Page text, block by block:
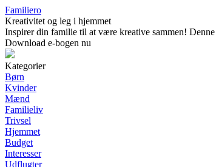
Familiero
Kreativitet og leg i hjemmet
Inspirer din familie til at være kreative sammen!
Download e-bogen nu
Kategorier
Børn
Kvinder
Mænd
Familieliv
Trivsel
Hjemmet
Budget
Interesser
Udflugter